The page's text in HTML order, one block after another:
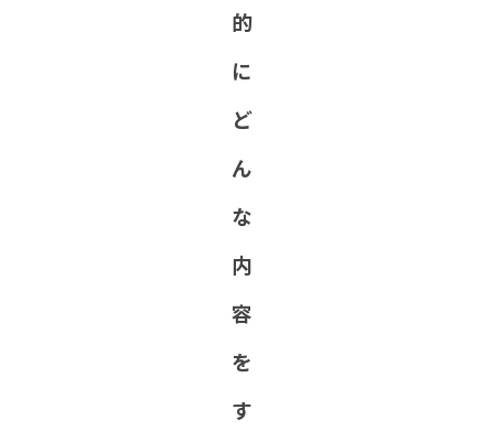
的
に
ど
ん
な
内
容
を
す